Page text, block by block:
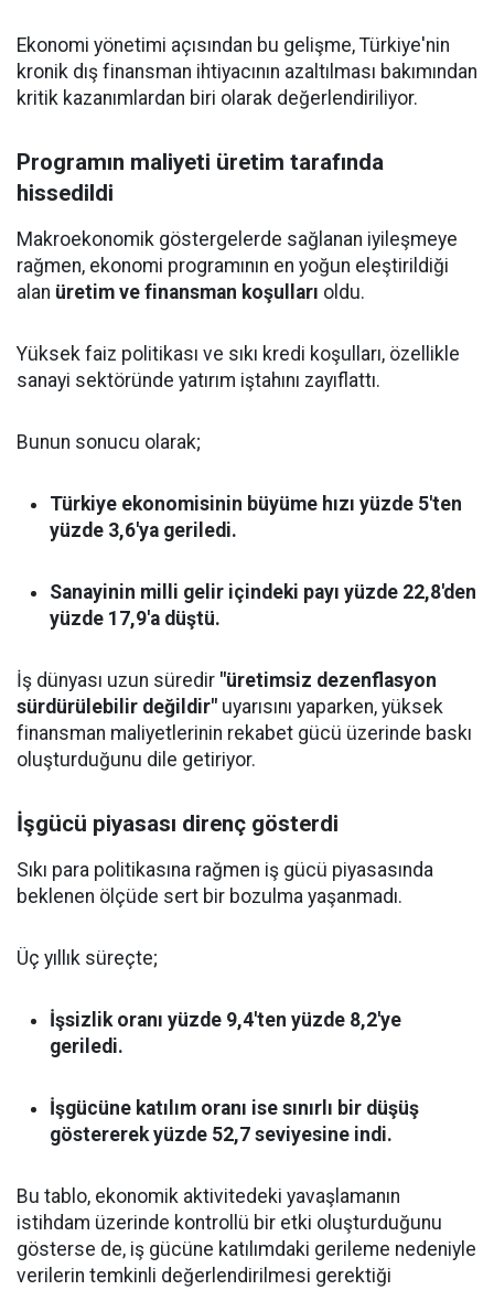
Ekonomi yönetimi açısından bu gelişme, Türkiye'nin
kronik dış finansman ihtiyacının azaltılması bakımından
kritik kazanımlardan biri olarak değerlendiriliyor.
Programın maliyeti üretim tarafında
hissedildi
Makroekonomik göstergelerde sağlanan iyileşmeye
rağmen, ekonomi programının en yoğun eleştirildiği
alan üretim ve finansman koşulları oldu.
Yüksek faiz politikası ve sıkı kredi koşulları, özellikle
sanayi sektöründe yatırım iştahını zayıflattı.
Bunun sonucu olarak;
Türkiye ekonomisinin büyüme hızı yüzde 5'ten
yüzde 3,6'ya geriledi.
Sanayinin milli gelir içindeki payı yüzde 22,8'den
yüzde 17,9'a düştü.
İş dünyası uzun süredir "üretimsiz dezenflasyon
sürdürülebilir değildir" uyarısını yaparken, yüksek
finansman maliyetlerinin rekabet gücü üzerinde baskı
oluşturduğunu dile getiriyor.
İşgücü piyasası direnç gösterdi
Sıkı para politikasına rağmen iş gücü piyasasında
beklenen ölçüde sert bir bozulma yaşanmadı.
Üç yıllık süreçte;
İşsizlik oranı yüzde 9,4'ten yüzde 8,2'ye
geriledi.
İşgücüne katılım oranı ise sınırlı bir düşüş
göstererek yüzde 52,7 seviyesine indi.
Bu tablo, ekonomik aktivitedeki yavaşlamanın
istihdam üzerinde kontrollü bir etki oluşturduğunu
gösterse de, iş gücüne katılımdaki gerileme nedeniyle
verilerin temkinli değerlendirilmesi gerektiği